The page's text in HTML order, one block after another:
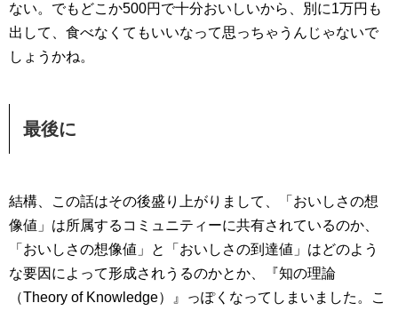
ない。でもどこか500円で十分おいしいから、別に1万円も
出して、食べなくてもいいなって思っちゃうんじゃないで
しょうかね。
最後に
結構、この話はその後盛り上がりまして、「おいしさの想
像値」は所属するコミュニティーに共有されているのか、
「おいしさの想像値」と「おいしさの到達値」はどのよう
な要因によって形成されうるのかとか、『知の理論
（Theory of Knowledge）』っぽくなってしまいました。こ